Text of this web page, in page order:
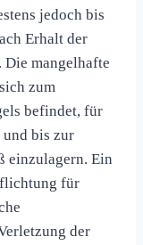
jedoch bis
Erhalt der
mangelhafte
zum
befindet, für
bis zur
einzulagern. Ein
für
der